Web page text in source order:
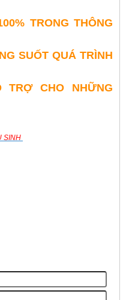
TRONG THÔNG
SUỐT QUÁ TRÌNH
TRỢ CHO NHỮNG
SINH